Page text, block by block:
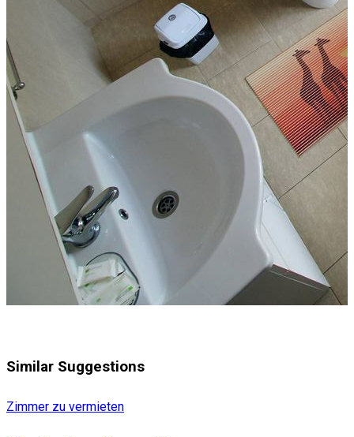
Similar Suggestions
Zimmer zu vermieten